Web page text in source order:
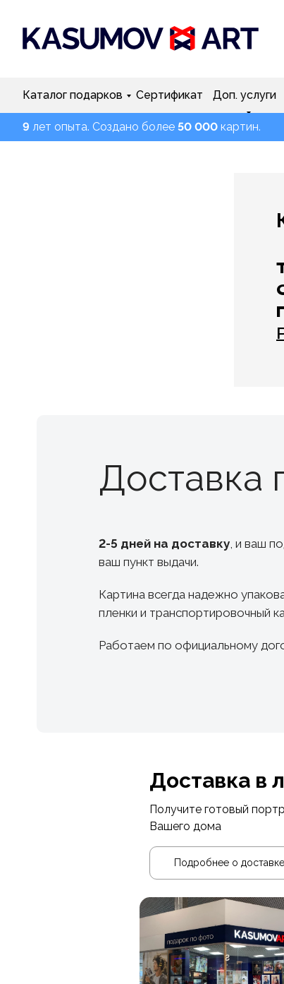
Каталог подарков Сертификат Доп. услуги
9 лет опыта. Создано более 50 000 картин.
Картина всегда надежно
пленки и транспортировочный
Работаем по официальному
2-5 дней на доставку, и ваш
ваш пункт выдачи.
Доставка
Получите готовый
Вашего дома
Доставка в
Подробнее о доставке